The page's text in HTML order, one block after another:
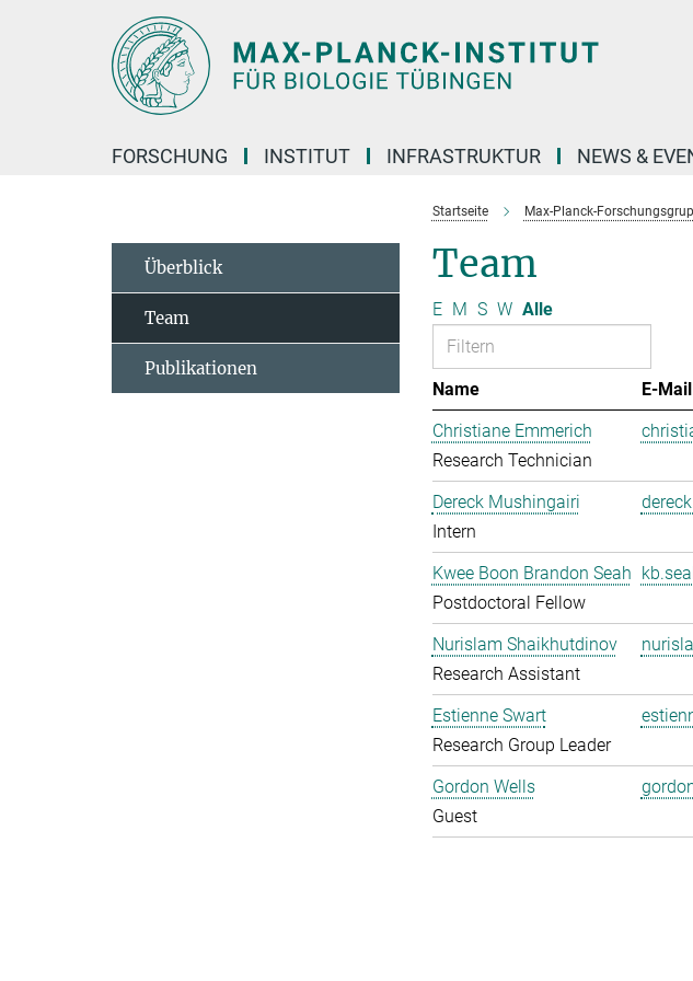
FORSCHUNG INSTITUT INFRASTRUKTUR NEWS &
Startseite Max-Planck-
Team
E M S W Alle
Name E-Mail
Christiane Emmerich
Research Technician
Dereck Mushingairi
Intern
Kwee Boon Brandon Seah
Postdoctoral Fellow
Nurislam Shaikhutdinov
Research Assistant
Estienne Swart
Research Group Leader
Gordon Wells
Guest
Überblick
Team
Publikationen